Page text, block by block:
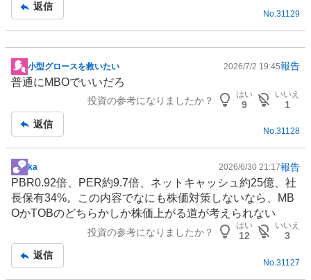
事
返信
No. 31129
掲
示
事
小型グロースを救いたい 2026/7/2 19:45報告
普通にMBOでいいだろ
投資の参考になりましたか？
はい
9
いいえ
1
返信
No.31128
掲
示
板
記
ka 2026/6/30 21:17報告
PBR0.92倍、PER約9.7倍、ネットキャッシュ約25億、社
長保有34%。この内容でなにも株価対策しないなら、MB
OかTOBのどちらかしか株価上がる道が考えられない
投資の参考になりましたか？
はい
12
いいえ
3
返信
No. 31127